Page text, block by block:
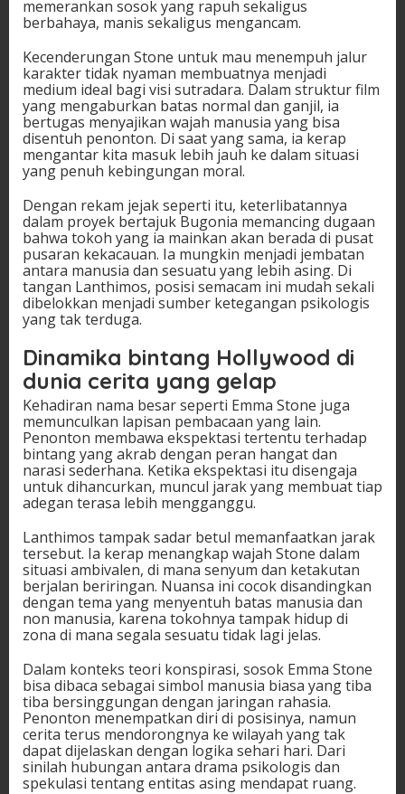
memerankan sosok yang rapuh sekaligus
berbahaya, manis sekaligus mengancam.
Kecenderungan Stone untuk mau menempuh jalur
karakter tidak nyaman membuatnya menjadi
medium ideal bagi visi sutradara. Dalam struktur film
yang mengaburkan batas normal dan ganjil, ia
bertugas menyajikan wajah manusia yang bisa
disentuh penonton. Di saat yang sama, ia kerap
mengantar kita masuk lebih jauh ke dalam situasi
yang penuh kebingungan moral.
Dengan rekam jejak seperti itu, keterlibatannya
dalam proyek bertajuk Bugonia memancing dugaan
bahwa tokoh yang ia mainkan akan berada di pusat
pusaran kekacauan. Ia mungkin menjadi jembatan
antara manusia dan sesuatu yang lebih asing. Di
tangan Lanthimos, posisi semacam ini mudah sekali
dibelokkan menjadi sumber ketegangan psikologis
yang tak terduga.
Dinamika bintang Hollywood di
dunia cerita yang gelap
Kehadiran nama besar seperti Emma Stone juga
memunculkan lapisan pembacaan yang lain.
Penonton membawa ekspektasi tertentu terhadap
bintang yang akrab dengan peran hangat dan
narasi sederhana. Ketika ekspektasi itu disengaja
untuk dihancurkan, muncul jarak yang membuat tiap
adegan terasa lebih mengganggu.
Lanthimos tampak sadar betul memanfaatkan jarak
tersebut. Ia kerap menangkap wajah Stone dalam
situasi ambivalen, di mana senyum dan ketakutan
berjalan beriringan. Nuansa ini cocok disandingkan
dengan tema yang menyentuh batas manusia dan
non manusia, karena tokohnya tampak hidup di
zona di mana segala sesuatu tidak lagi jelas.
Dalam konteks teori konspirasi, sosok Emma Stone
bisa dibaca sebagai simbol manusia biasa yang tiba
tiba bersinggungan dengan jaringan rahasia.
Penonton menempatkan diri di posisinya, namun
cerita terus mendorongnya ke wilayah yang tak
dapat dijelaskan dengan logika sehari hari. Dari
sinilah hubungan antara drama psikologis dan
spekulasi tentang entitas asing mendapat ruang.